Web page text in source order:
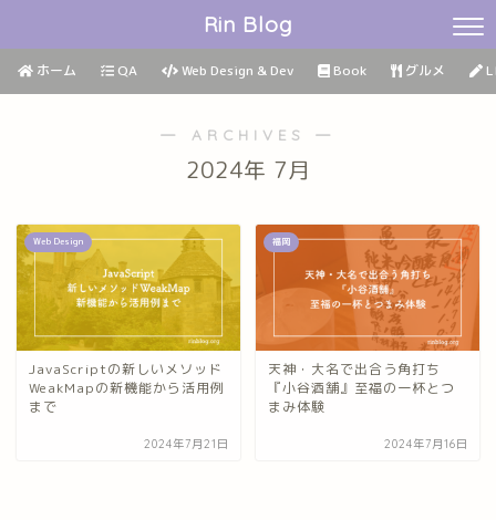
Rin Blog
ホーム QA Web Design & Dev Book グルメ
― ARCHIVES ―
2024年 7月
Web Design
JavaScriptの新しいメソッド
WeakMapの新機能から活用例
まで
2024年7月21日
福岡
天神・大名で出合う角打ち
『小谷酒舗』至福の一杯とつ
まみ体験
2024年7月16日